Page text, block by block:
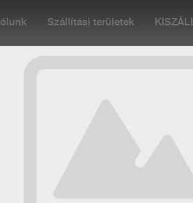
Szállítási területek
Rendelés: Zárva. Nyitás: